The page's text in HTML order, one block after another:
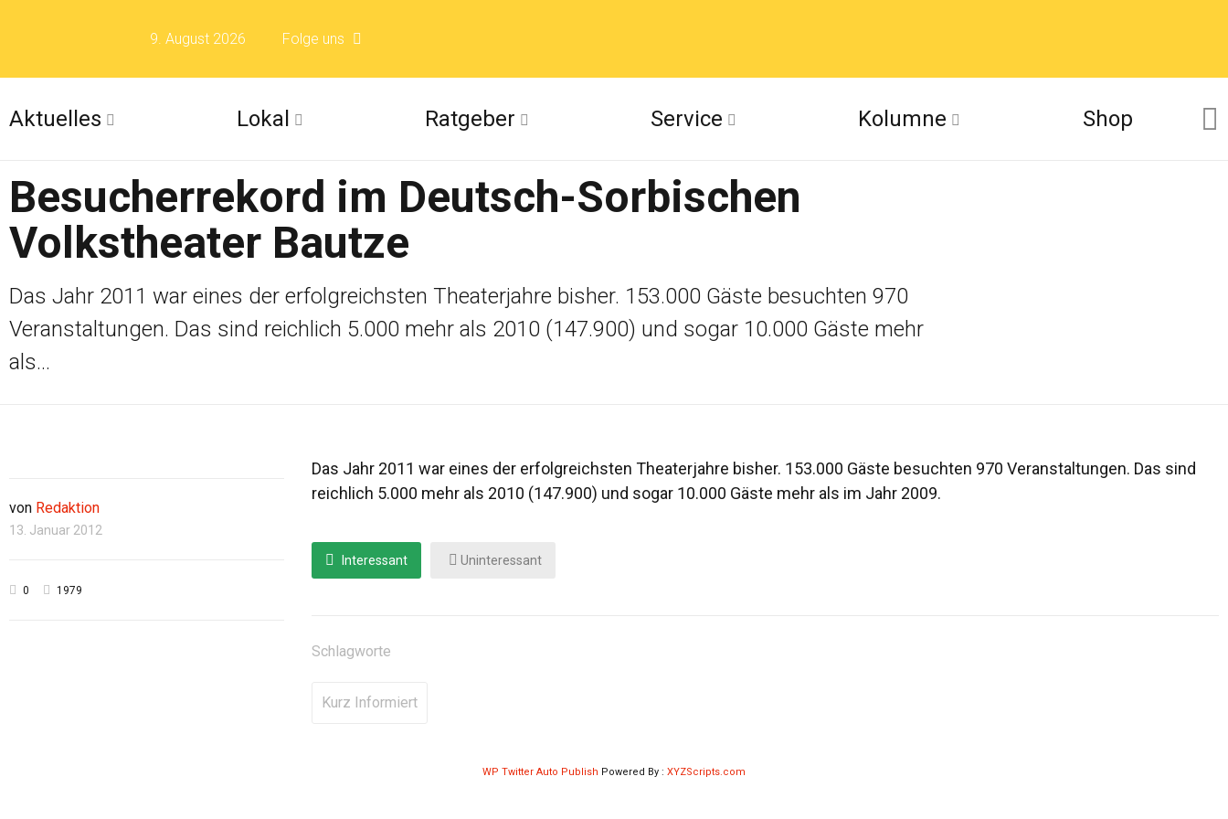
9. August 2026 Folge uns
Folge uns auf Flickr
Folge uns auf Issuu
Aktuelles Lokal Ratgeber Service Kolumne Shop
Besucherrekord im Deutsch-Sorbischen
Volkstheater Bautze
Das Jahr 2011 war eines der erfolgreichsten Theaterjahre bisher. 153.000 Gäste besuchten 970
Veranstaltungen. Das sind reichlich 5.000 mehr als 2010 (147.900) und sogar 10.000 Gäste mehr
als...
von Redaktion
13. Januar 2012
0 1979
Das Jahr 2011 war eines der erfolgreichsten Theaterjahre bisher. 153.000 Gäste besuchten 970 Veranstaltungen. Das sind
reichlich 5.000 mehr als 2010 (147.900) und sogar 10.000 Gäste mehr als im Jahr 2009.
Interessant Uninteressant
Schlagworte
Kurz Informiert
WP Twitter Auto Publish Powered By : XYZScripts.com